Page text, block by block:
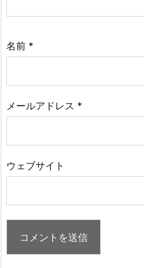
名前 *
メールアドレス *
ウェブサイト